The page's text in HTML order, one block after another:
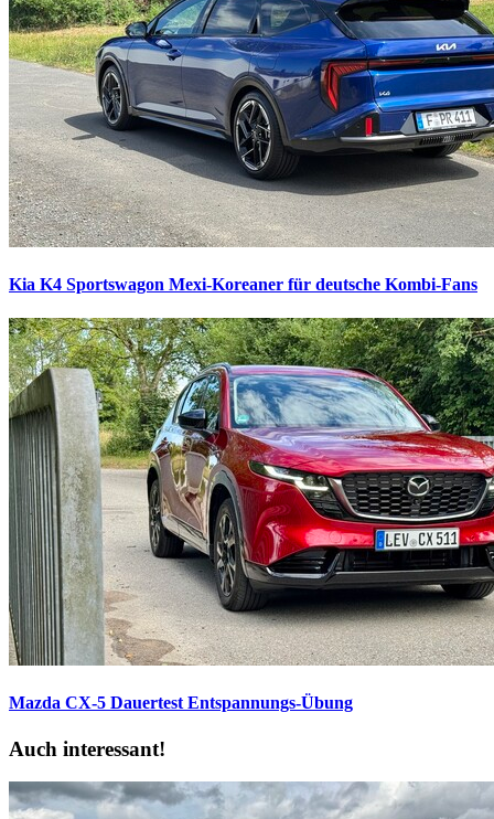
Kia K4 Sportswagon Mexi-Koreaner für deutsche Kombi-Fans
Mazda CX-5 Dauertest Entspannungs-Übung
Auch interessant!